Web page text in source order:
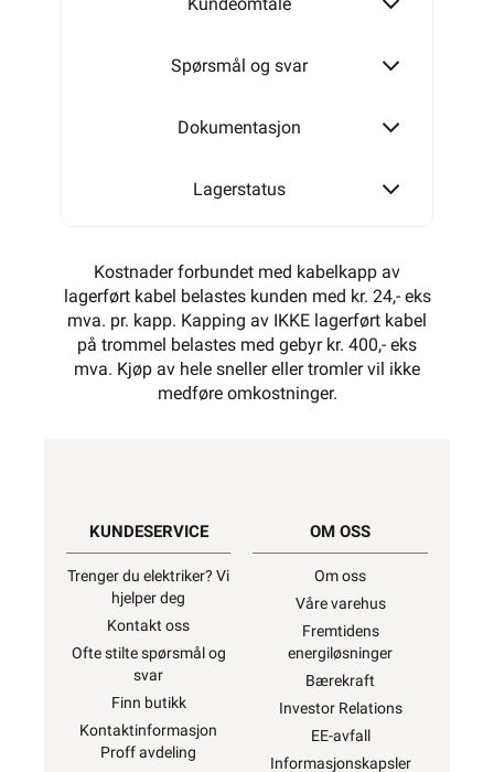
Spørsmål og svar
Dokumentasjon
Lagerstatus
Kostnader forbundet med kabelkapp av
lagerført kabel belastes kunden med kr. 24,- eks
mva. pr. kapp. Kapping av IKKE lagerført kabel
på trommel belastes med gebyr kr. 400,- eks
mva. Kjøp av hele sneller eller tromler vil ikke
medføre omkostninger.
KUNDESERVICE
Trenger du elektriker? Vi
hjelper deg
Kontakt oss
Ofte stilte spørsmål og
svar
Finn butikk
Kontaktinformasjon
Proff avdeling
OM OSS
Om oss
Våre varehus
Fremtidens
energiløsninger
Bærekraft
Investor Relations
EE-avfall
Informasjonskapsler